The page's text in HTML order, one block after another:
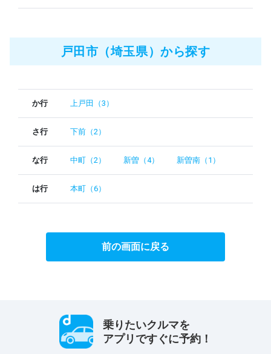
戸田市（埼玉県）から探す
か行 上戸田（3）
さ行 下前（2）
な行 中町（2） 新曽（4） 新曽南（1）
は行 本町（6）
前の画面に戻る
乗りたいクルマを
アプリですぐに予約！